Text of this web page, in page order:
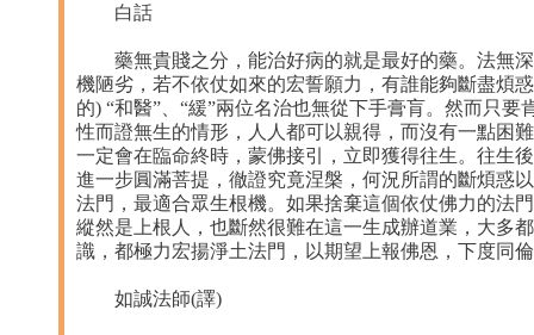
白話
藥無貴賤之分，能治好病的就是最好的藥。法無深
機陋劣，若不依仗如來的宏誓願力，有誰能夠斷盡煩
的) “和醫”、“緩”兩位名治也無從下手膏肓。然而只
性而證無生的情形，人人都可以親得，而沒有一點困
一定會在臨命終時，蒙佛接引，立即獲得往生。往生
進一步圓滿菩提，徹證究竟涅槃，何況所謂的斷煩惑
法門，最適合眾生根機。如果捨棄這個依仗佛力的法
縱然是上根人，也斷然很難在這一生成辦道業，大多
識，都極力宏揚淨土法門，以期望上報佛恩，下度同
如誠法師(譯)